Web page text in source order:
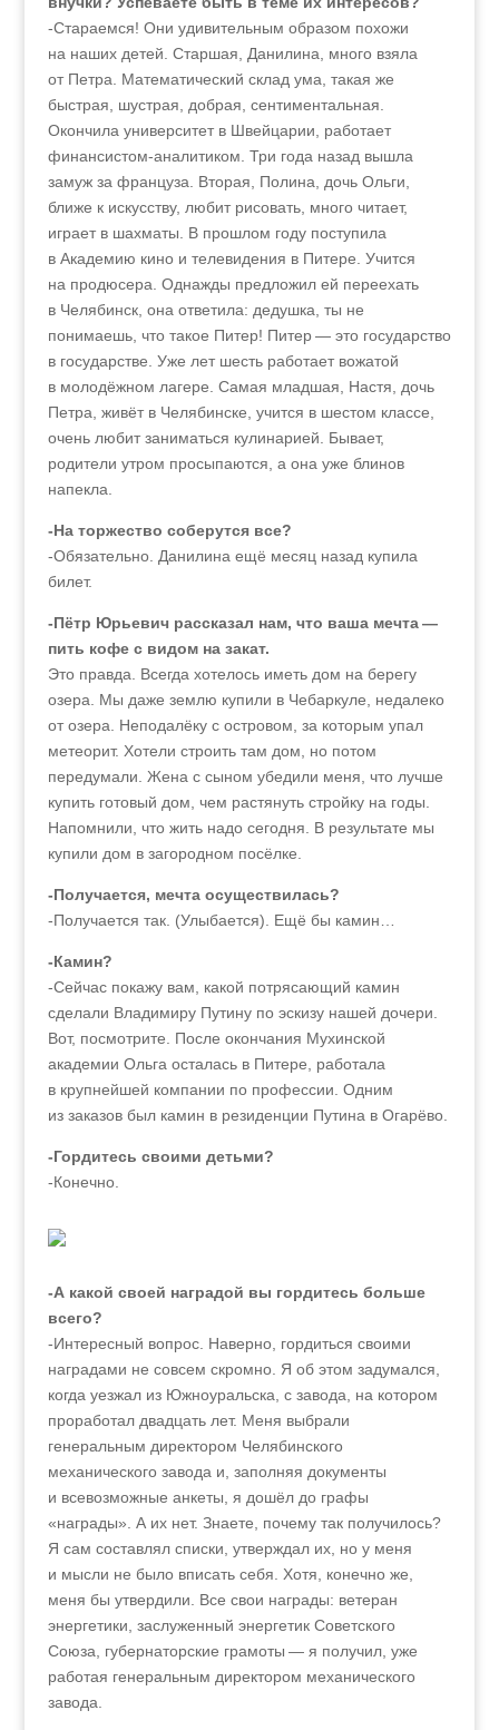
-Стараемся! Они удивительным образом похожи
на наших детей. Старшая, Данилина, много взяла
от Петра. Математический склад ума, такая же
быстрая, шустрая, добрая, сентиментальная.
Окончила университет в Швейцарии, работает
финансистом-аналитиком. Три года назад вышла
замуж за француза. Вторая, Полина, дочь Ольги,
ближе к искусству, любит рисовать, много читает,
играет в шахматы. В прошлом году поступила
в Академию кино и телевидения в Питере. Учится
на продюсера. Однажды предложил ей переехать
в Челябинск, она ответила: дедушка, ты не
понимаешь, что такое Питер! Питер — это государство
в государстве. Уже лет шесть работает вожатой
в молодёжном лагере. Самая младшая, Настя, дочь
Петра, живёт в Челябинске, учится в шестом классе,
очень любит заниматься кулинарией. Бывает,
родители утром просыпаются, а она уже блинов
напекла.
-На торжество соберутся все?
-Обязательно. Данилина ещё месяц назад купила
билет.
-Пётр Юрьевич рассказал нам, что ваша мечта —
пить кофе с видом на закат.
Это правда. Всегда хотелось иметь дом на берегу
озера. Мы даже землю купили в Чебаркуле, недалеко
от озера. Неподалёку с островом, за которым упал
метеорит. Хотели строить там дом, но потом
передумали. Жена с сыном убедили меня, что лучше
купить готовый дом, чем растянуть стройку на годы.
Напомнили, что жить надо сегодня. В результате мы
купили дом в загородном посёлке.
-Получается, мечта осуществилась?
-Получается так. (Улыбается). Ещё бы камин…
-Камин?
-Сейчас покажу вам, какой потрясающий камин
сделали Владимиру Путину по эскизу нашей дочери.
Вот, посмотрите. После окончания Мухинской
академии Ольга осталась в Питере, работала
в крупнейшей компании по профессии. Одним
из заказов был камин в резиденции Путина в Огарёво.
-Гордитесь своими детьми?
-Конечно.
-А какой своей наградой вы гордитесь больше
всего?
-Интересный вопрос. Наверно, гордиться своими
наградами не совсем скромно. Я об этом задумался,
когда уезжал из Южноуральска, с завода, на котором
проработал двадцать лет. Меня выбрали
генеральным директором Челябинского
механического завода и, заполняя документы
и всевозможные анкеты, я дошёл до графы
«награды». А их нет. Знаете, почему так получилось?
Я сам составлял списки, утверждал их, но у меня
и мысли не было вписать себя. Хотя, конечно же,
меня бы утвердили. Все свои награды: ветеран
энергетики, заслуженный энергетик Советского
Союза, губернаторские грамоты — я получил, уже
работая генеральным директором механического
завода.